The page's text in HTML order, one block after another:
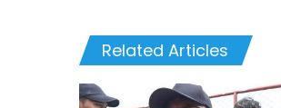
Related Articles